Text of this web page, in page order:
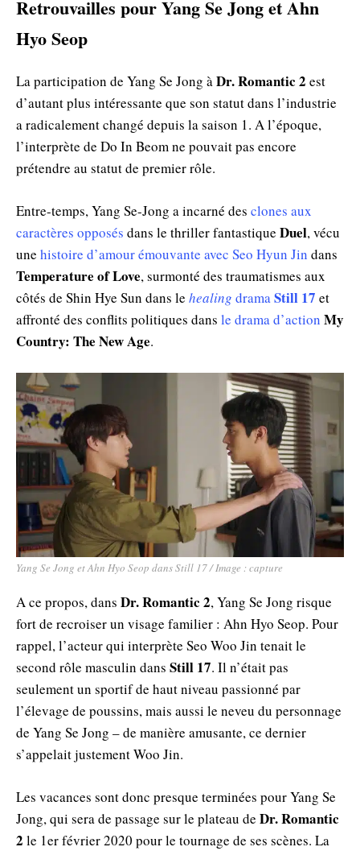
Retrouvailles pour Yang Se Jong et Ahn
Hyo Seop
La participation de Yang Se Jong à Dr. Romantic 2 est
d’autant plus intéressante que son statut dans l’industrie
a radicalement changé depuis la saison 1. A l’époque,
l’interprète de Do In Beom ne pouvait pas encore
prétendre au statut de premier rôle.
Entre-temps, Yang Se-Jong a incarné des clones aux
caractères opposés dans le thriller fantastique Duel, vécu
une histoire d’amour émouvante avec Seo Hyun Jin dans
Temperature of Love, surmonté des traumatismes aux
côtés de Shin Hye Sun dans le healing drama Still 17 et
affronté des conflits politiques dans le drama d’action My
Country: The New Age.
Yang Se Jong et Ahn Hyo Seop dans Still 17 / Image : capture
A ce propos, dans Dr. Romantic 2, Yang Se Jong risque
fort de recroiser un visage familier : Ahn Hyo Seop. Pour
rappel, l’acteur qui interprète Seo Woo Jin tenait le
second rôle masculin dans Still 17. Il n’était pas
seulement un sportif de haut niveau passionné par
l’élevage de poussins, mais aussi le neveu du personnage
de Yang Se Jong – de manière amusante, ce dernier
s’appelait justement Woo Jin.
Les vacances sont donc presque terminées pour Yang Se
Jong, qui sera de passage sur le plateau de Dr. Romantic
2 le 1er février 2020 pour le tournage de ses scènes. La